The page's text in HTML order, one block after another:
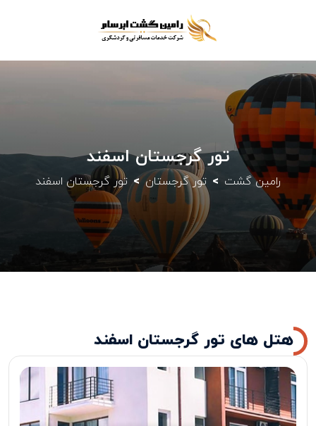
تور گرجستان اسفند
رامین گشت تور گرجستان تور گرجستان اسفند
هتل های تور گرجستان اسفند